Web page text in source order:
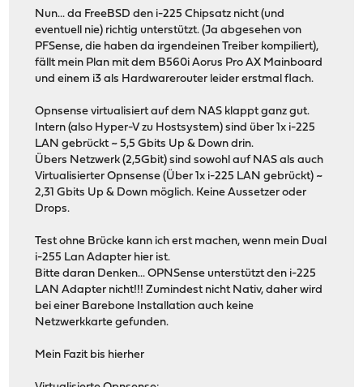
Nun... da FreeBSD den i-225 Chipsatz nicht (und
eventuell nie) richtig unterstützt. (Ja abgesehen von
PFSense, die haben da irgendeinen Treiber kompiliert),
fällt mein Plan mit dem B560i Aorus Pro AX Mainboard
und einem i3 als Hardwarerouter leider erstmal flach.
Opnsense virtualisiert auf dem NAS klappt ganz gut.
Intern (also Hyper-V zu Hostsystem) sind über 1x i-225
LAN gebrückt ~ 5,5 Gbits Up & Down drin.
Übers Netzwerk (2,5Gbit) sind sowohl auf NAS als auch
Virtualisierter Opnsense (Über 1x i-225 LAN gebrückt) ~
2,31 Gbits Up & Down möglich. Keine Aussetzer oder
Drops.
Test ohne Brücke kann ich erst machen, wenn mein Dual
i-255 Lan Adapter hier ist.
Bitte daran Denken... OPNSense unterstützt den i-225
LAN Adapter nicht!!! Zumindest nicht Nativ, daher wird
bei einer Barebone Installation auch keine
Netzwerkkarte gefunden.
Mein Fazit bis hierher